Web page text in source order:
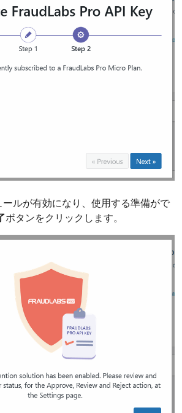
ルが有効になり、使用する準備がで
ボタンをクリックします。